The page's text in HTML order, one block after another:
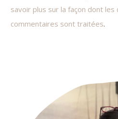
savoir plus sur la façon dont les
commentaires sont traitées.
Sidebar